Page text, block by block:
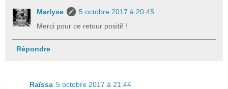
Marlyse
5 octobre 2017 à 20:45
Merci pour ce retour positif !
Répondre
Raïssa 5 octobre 2017 à 21:44